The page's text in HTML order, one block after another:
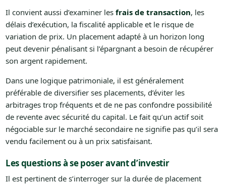
Il convient aussi d’examiner les frais de transaction, les
délais d’exécution, la fiscalité applicable et le risque de
variation de prix. Un placement adapté à un horizon long
peut devenir pénalisant si l’épargnant a besoin de récupérer
son argent rapidement.
Dans une logique patrimoniale, il est généralement
préférable de diversifier ses placements, d’éviter les
arbitrages trop fréquents et de ne pas confondre possibilité
de revente avec sécurité du capital. Le fait qu’un actif soit
négociable sur le marché secondaire ne signifie pas qu’il sera
vendu facilement ou à un prix satisfaisant.
Les questions à se poser avant d’investir
Il est pertinent de s’interroger sur la durée de placement